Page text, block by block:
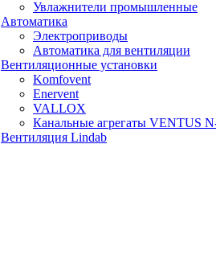
Увлажнители промышленные
Автоматика
Электроприводы
Автоматика для вентиляции
Вентиляционные установки
Komfovent
Enervent
VALLOX
Канальные агрегаты VENTUS
Вентиляция Lindab